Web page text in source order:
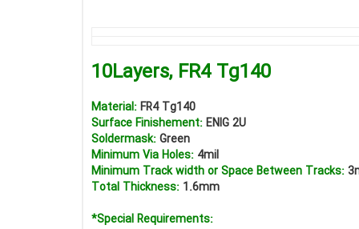
10Layers, FR4 Tg140
Material:FR4 Tg140
Surface Finishement:ENIG 2U
Soldermask:Green
Minimum Via Holes: 4mil
Minimum Track width or Space Between Tracks:
Total Thickness: 1.6mm
*Special Requirements: